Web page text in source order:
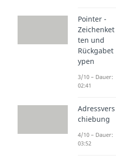
Pointer -
Zeichenket
ten und
Rückgabet
ypen
3/10 – Dauer:
02:41
Adressvers
chiebung
4/10 – Dauer:
03:52